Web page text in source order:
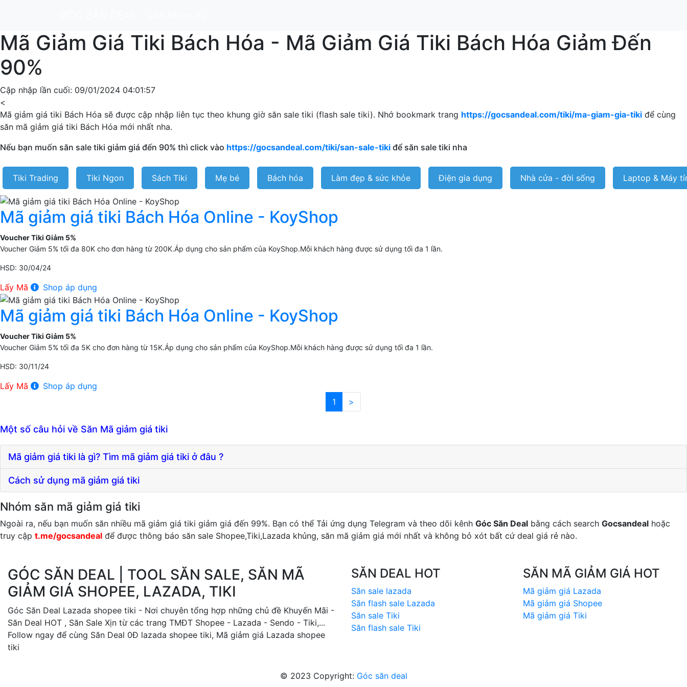
Mã Giảm Giá Tiki Bách Hóa - Mã Giảm Giá Tiki Bách Hóa Giảm Đến
90%
Cập nhập lần cuối: 09/01/2024 04:01:57
<
Mã giảm giá tiki Bách Hóa sẽ được cập nhập liên tục theo khung giờ săn sale tiki (flash sale tiki). Nhớ bookmark trang https://gocsandeal.com/tiki/ma-giam-gia-tiki để cùng
săn mã giảm giá tiki Bách Hóa mới nhất nha.
Nếu bạn muốn săn sale tiki giảm giá đến 90% thì click vào https://gocsandeal.com/tiki/san-sale-tiki để săn sale tiki nha
Tiki Trading Tiki Ngon Sách Tiki Mẹ bé Bách hóa Làm đẹp & sức khỏe Điện gia dụng Nhà cửa - đời sống Laptop & Máy
Mã giảm giá tiki Bách Hóa Online - KoyShop
Voucher Tiki Giảm 5%
Voucher Giảm 5% tối đa 80K cho đơn hàng từ 200K.Áp dụng cho sản phẩm của KoyShop.Mỗi khách hàng được sử dụng tối đa 1 lần.
HSD: 30/04/24
Lấy Mã Shop áp dụng
Mã giảm giá tiki Bách Hóa Online - KoyShop
Voucher Tiki Giảm 5%
Voucher Giảm 5% tối đa 5K cho đơn hàng từ 15K.Áp dụng cho sản phẩm của KoyShop.Mỗi khách hàng được sử dụng tối đa 1 lần.
HSD: 30/11/24
Lấy Mã
Shop áp dụng
1
>
Một số câu hỏi về Săn Mã giảm giá tiki
Mã giảm giá tiki là gì? Tìm mã giảm giá tiki ở đâu ?
Cách sử dụng mã giảm giá tiki
Nhóm săn mã giảm giá tiki
Ngoài ra, nếu bạn muốn săn nhiều mã giảm giá tiki giảm giá đến 99%. Bạn có thể Tải ứng dụng Telegram và theo dõi kênh Góc Săn Deal bằng cách search Gocsandeal hoặc
truy cập t.me/gocsandeal để được thông báo săn sale Shopee,Tiki,Lazada khủng, săn mã giảm giá mới nhất và không bỏ xót bất cứ deal giá rẻ nào.
GÓC SĂN DEAL | TOOL SĂN SALE, SĂN MÃ
GIẢM GIÁ SHOPEE, LAZADA, TIKI
Góc Săn Deal Lazada shopee tiki - Nơi chuyên tổng hợp những chủ đề Khuyến Mãi -
Săn Deal HOT , Săn Sale Xịn từ các trang TMĐT Shopee - Lazada - Sendo - Tiki,...
Follow ngay để cùng Săn Deal 0Đ lazada shopee tiki, Mã giảm giá Lazada shopee
tiki
SĂN DEAL HOT
Săn sale lazada
Săn flash sale Lazada
Săn sale Tiki
Săn flash sale Tiki
SĂN MÃ GIẢM GIÁ HOT
Mã giảm giá Lazada
Mã giảm giá Shopee
Mã giảm giá Tiki
© 2023 Copyright: Góc săn deal